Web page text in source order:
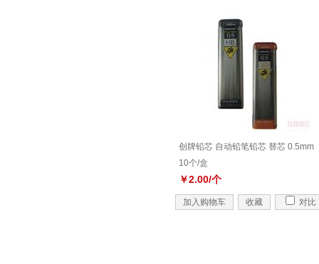
创牌铅芯 自动铅笔铅芯 替芯 0.5mm
10个/盒
￥2.00/个
加入购物车 收藏 对比